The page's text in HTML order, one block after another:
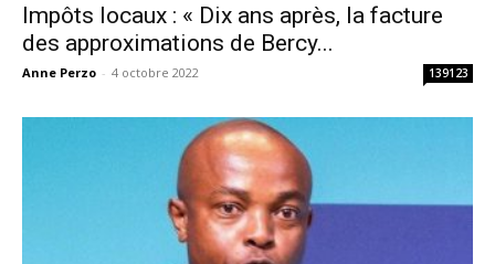
Impôts locaux : « Dix ans après, la facture
des approximations de Bercy...
Anne Perzo - 4 octobre 2022 139123